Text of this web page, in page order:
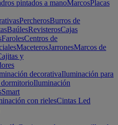
pintados a manoMarcosPlacas
PercherosBurros de
BaúlesRevisterosCajas
FarolesCentros de
MaceterosJarronesMarcos de
y
decorativaIluminación para
Iluminación
Smart
con rielesCintas Led